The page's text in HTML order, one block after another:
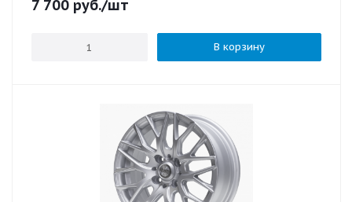
7 700 руб./шт
В корзину